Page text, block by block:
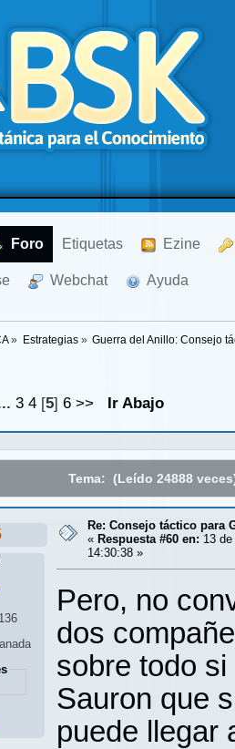
Foro Etiquetas Ezine
Webchat Ayuda
» Estrategias» Guerra del Anillo: Consejo
3 4 [5]6 >> Ir Abajo
Tema: (Leído 24888
Re: Consejo táctico para
« Respuesta #60 en: 13
14:30:38 »
Pero, no
dos
sobre todo
Sauron que
puede llegar